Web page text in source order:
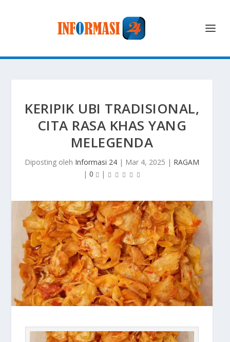
KERIPIK UBI TRADISIONAL,
CITA RASA KHAS YANG
MELEGENDA
Diposting oleh Informasi 24 | Mar 4, 2025 | RAGAM
| 0 |